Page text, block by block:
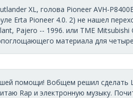
XL, голова Pioneer AVH-
Erta Pioneer 4.0. 2) не нашел
Pajero -- 1996. или TME
материала для
помощи! Вобщем решил сделать
Rap и электронную музыку.